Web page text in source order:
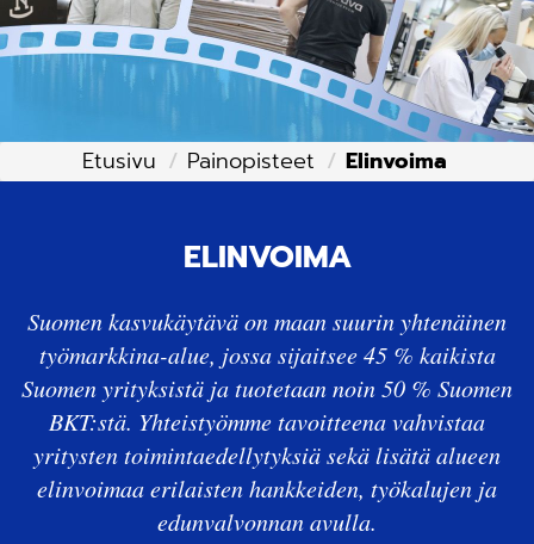
Etusivu Painopisteet Elinvoima
ELINVOIMA
Suomen kasvukäytävä on maan suurin yhtenäinen
työmarkkina-alue, jossa sijaitsee 45 % kaikista
Suomen yrityksistä ja tuotetaan noin 50 % Suomen
BKT:stä. Yhteistyömme tavoitteena vahvistaa
yritysten toimintaedellytyksiä sekä lisätä alueen
elinvoimaa erilaisten hankkeiden, työkalujen ja
edunvalvonnan avulla.